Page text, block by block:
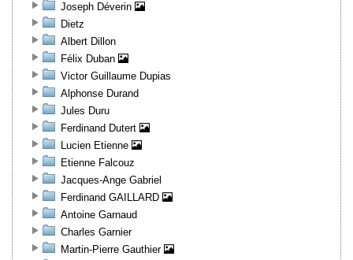
Joseph Déverin
Dietz
Albert Dillon
Félix Duban
Victor Guillaume Dupias
Alphonse Durand
Jules Duru
Ferdinand Dutert
Lucien Etienne
Etienne Falcouz
Jacques-Ange Gabriel
Ferdinand GAILLARD
Antoine Garnaud
Charles Garnier
Martin-Pierre Gauthier